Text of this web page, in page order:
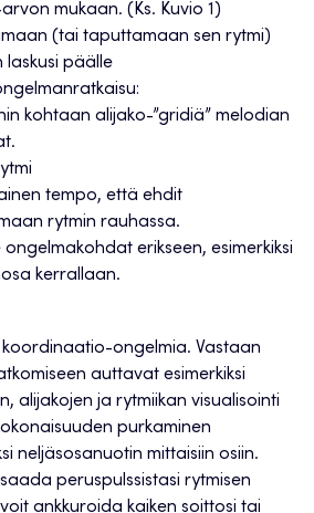
mukaan. (Ks. Kuvio 1)
(tai taputtamaan sen rytmi)
laskusi päälle
kohtaan alijako-”gridiä” melodian
tempo, että ehdit
rytmin rauhassa.
erikseen, esimerkiksi
kerrallaan.
ongelmia. Vastaan
auttavat esimerkiksi
alijakojen ja rytmiikan visualisointi
purkaminen
neljäsosanuotin mittaisiin osiin.
peruspulssistasi rytmisen
ankkuroida kaiken soittosi tai